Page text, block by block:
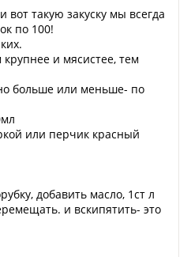
такую закуску мы всегда
по 100!
и мясистее, тем
больше или меньше- по
или перчик красный
добавить масло, 1ст л
и вскипятить- это